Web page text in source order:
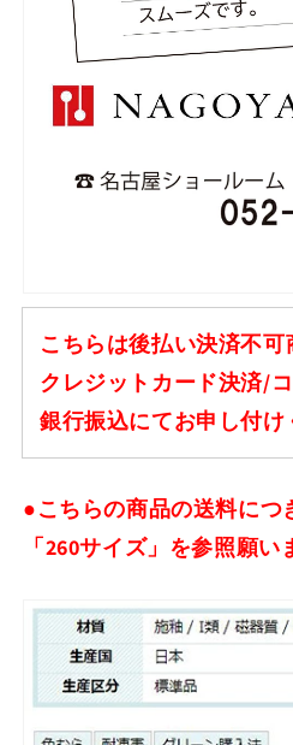
こちらは後払い決済不可
クレジットカード決済/
銀行振込にてお申し付け
●こちらの商品の送料につ
「260サイズ」を参照願い